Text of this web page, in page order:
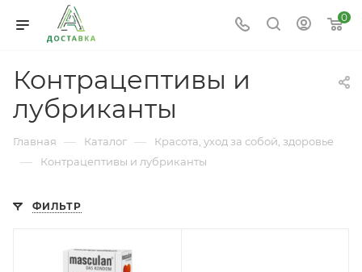
0
Контрацептивы и
лубриканты
Главная — Каталог — Красота, уход за собой, здоровье
— Контрацептивы и лубриканты
ФИЛЬТР